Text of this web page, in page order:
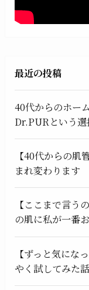
最近の投稿
40代からのホー
Dr.PURという選
【40代からの
まれ変わります
【ここまで言う
の肌に私が一番
【ずっと気にな
やく試してみた話